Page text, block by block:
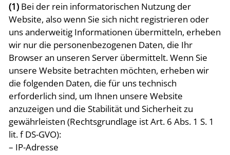
(1) Bei der rein informatorischen Nutzung der
Website, also wenn Sie sich nicht registrieren oder
uns anderweitig Informationen übermitteln, erheben
wir nur die personenbezogenen Daten, die Ihr
Browser an unseren Server übermittelt. Wenn Sie
unsere Website betrachten möchten, erheben wir
die folgenden Daten, die für uns technisch
erforderlich sind, um Ihnen unsere Website
anzuzeigen und die Stabilität und Sicherheit zu
gewährleisten (Rechtsgrundlage ist Art. 6 Abs. 1 S. 1
lit. f DS-GVO):
– IP-Adresse